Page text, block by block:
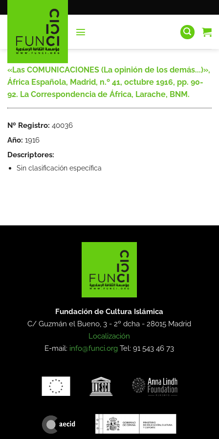
al
«Las COMUNICACIONES (La opinión de los demás...)»,
África Española, Madrid, n.º 41, octubre 1916, pp. 90-
92. La Correspondencia de África, Larache, BNM.
Nº Registro: 40036
Año: 1916
Descriptores:
Sin clasificación específica
Fundación de Cultura Islámica
C/ Guzmán el Bueno, 3 - 2º dcha -28015 Madrid
Localización
E-mail: info@funci.org Tel: 91 543 46 73